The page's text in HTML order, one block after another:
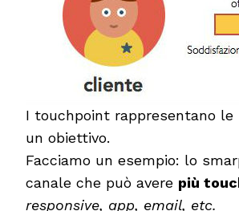
I touchpoint rappresentano
un obiettivo.
Facciamo un esempio: lo
canale che può avere più
responsive, app, email, etc.